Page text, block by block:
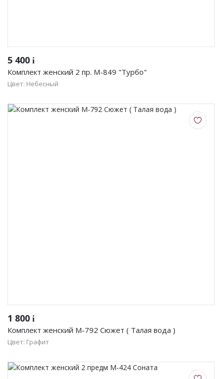
5 400 i
Комплект женский 2 пр. М-849 "Турбо"
Цвет: Небесный
1 800 i
Комплект женский М-792 Сюжет ( Талая вода )
Цвет: Графит